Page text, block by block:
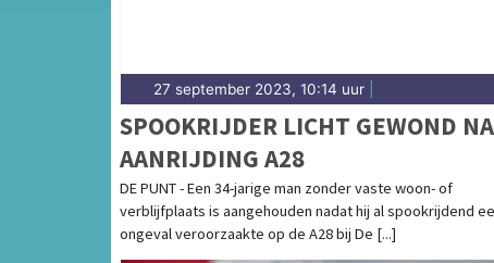
27 september 2023, 10:14 uur
SPOOKRIJDER LICHT GEWOND NA
AANRIJDING A28
DE PUNT - Een 34-jarige man zonder vaste woon- of
verblijfplaats is aangehouden nadat hij al spookrijdend
ongeval veroorzaakte op de A28 bij De [...]